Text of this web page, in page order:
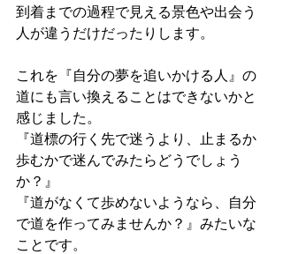
到着までの過程で見える景色や出会う
人が違うだけだったりします。
これを『自分の夢を追いかける人』の
道にも言い換えることはできないかと
感じました。
『道標の行く先で迷うより、止まるか
歩むかで迷んでみたらどうでしょう
か？』
『道がなくて歩めないようなら、自分
で道を作ってみませんか？』みたいな
ことです。